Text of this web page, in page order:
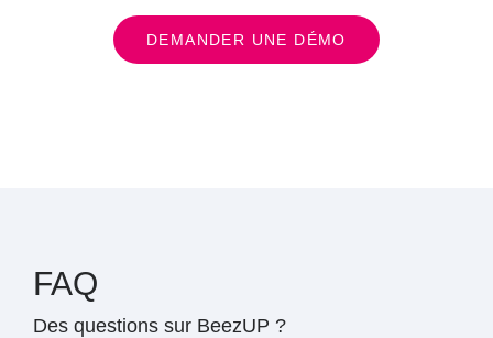
DEMANDER UNE DÉMO
FAQ
Des questions sur BeezUP ?